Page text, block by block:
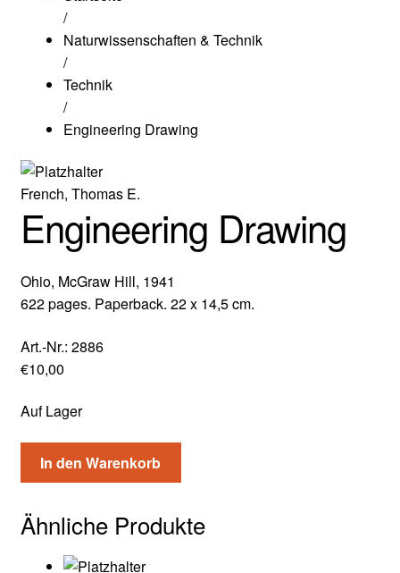
/
Naturwissenschaften & Technik
/
Technik
/
Engineering Drawing
French, Thomas E.
Engineering Drawing
Ohio, McGraw Hill, 1941
622 pages. Paperback. 22 x 14,5 cm.
Art.-Nr.: 2886
€10,00
Auf Lager
In den Warenkorb
Ähnliche Produkte